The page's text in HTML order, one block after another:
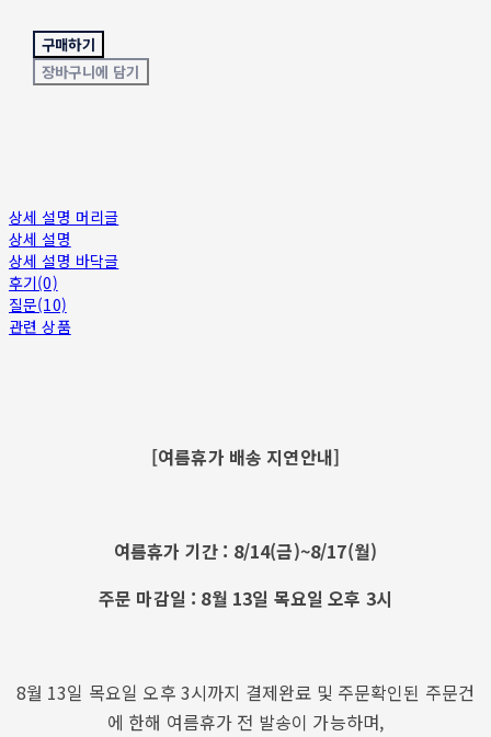
구매하기
장바구니에 담기
상세 설명 머리글
상세 설명
상세 설명 바닥글
후기(0)
질문(10)
관련 상품
[여름휴가 배송 지연안내]
여름휴가 기간 : 8/14(금)~8/17(월)
주문 마감일 : 8월 13일 목요일 오후 3시
8월 13일 목요일 오후 3시까지 결제완료 및 주문확인된 주문건
에 한해 여름휴가 전 발송이 가능하며,